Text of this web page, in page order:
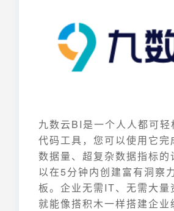
九数云BI是一个人人都可轻
代码工具，您可以使用它完
数据量、超复杂数据指标的
以在5分钟内创建富有洞察
板。企业无需IT、无需大量
就能像搭积木一样搭建企业